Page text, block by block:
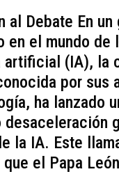
al Debate En un
en el mundo de
(IA), la
por sus
ha lanzado
desaceleración
la IA. Este
el Papa